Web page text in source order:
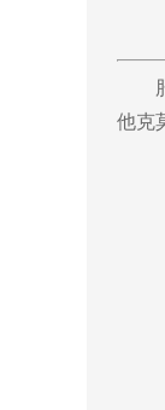
他克